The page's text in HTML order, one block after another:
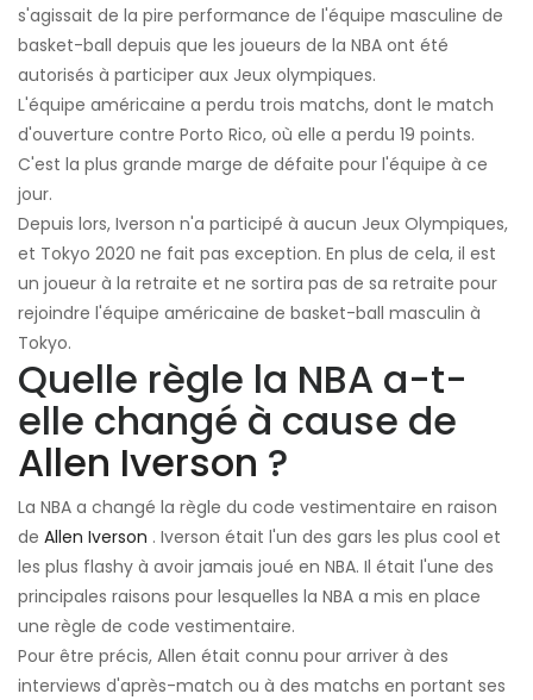
s'agissait de la pire performance de l'équipe masculine de
basket-ball depuis que les joueurs de la NBA ont été
autorisés à participer aux Jeux olympiques.
L'équipe américaine a perdu trois matchs, dont le match
d'ouverture contre Porto Rico, où elle a perdu 19 points.
C'est la plus grande marge de défaite pour l'équipe à ce
jour.
Depuis lors, Iverson n'a participé à aucun Jeux Olympiques,
et Tokyo 2020 ne fait pas exception. En plus de cela, il est
un joueur à la retraite et ne sortira pas de sa retraite pour
rejoindre l'équipe américaine de basket-ball masculin à
Tokyo.
Quelle règle la NBA a-t-
elle changé à cause de
Allen Iverson ?
La NBA a changé la règle du code vestimentaire en raison
de Allen Iverson . Iverson était l'un des gars les plus cool et
les plus flashy à avoir jamais joué en NBA. Il était l'une des
principales raisons pour lesquelles la NBA a mis en place
une règle de code vestimentaire.
Pour être précis, Allen était connu pour arriver à des
interviews d'après-match ou à des matchs en portant ses